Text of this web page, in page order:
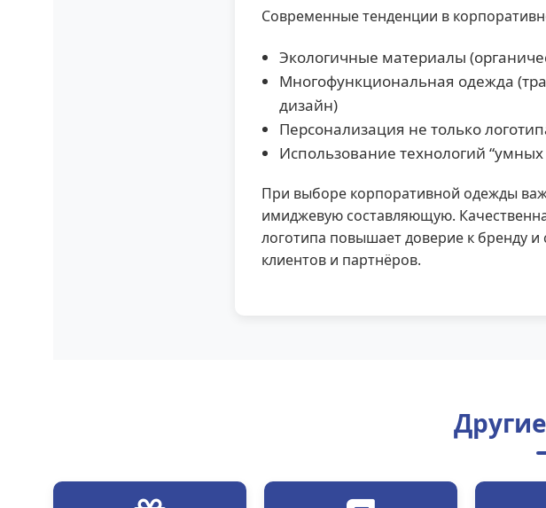
Современные тенденции в
Экологичные материалы
Многофункциональная одежда
дизайн)
Персонализация не только
Использование технологий
При выборе корпоративной одежды
имиджевую составляющую.
логотипа повышает доверие к бренду
клиентов и партнёров.